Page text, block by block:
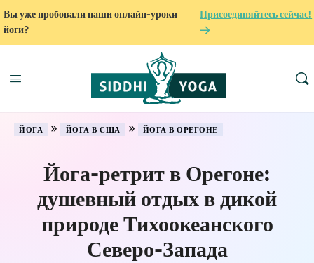
Вы уже пробовали наши онлайн-уроки
йоги?
Присоединяйтесь сейчас!
ЙОГА » ЙОГА В США » ЙОГА В ОРЕГОНЕ
Йога-ретрит в Орегоне:
душевный отдых в дикой
природе Тихоокеанского
Северо-Запада